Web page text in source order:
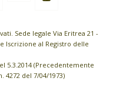
Sede legale Via Eritrea 21 -
Iscrizione al Registro delle
5.3.2014 (Precedentemente
4272 del 7/04/1973)